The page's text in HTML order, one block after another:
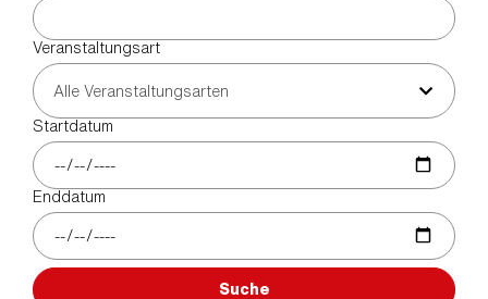
Veranstaltungsart
Alle Veranstaltungsarten
Startdatum
Enddatum
Suche